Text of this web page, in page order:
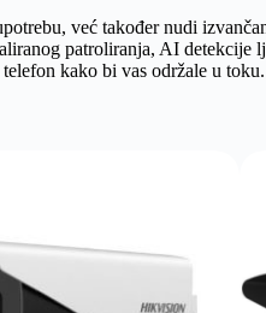
već također nudi
patroliranja, AI
kako bi vas održale u